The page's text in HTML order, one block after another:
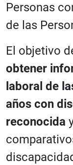
Personas
de las
El objetivo
obtener
laboral de
años con
reconocida